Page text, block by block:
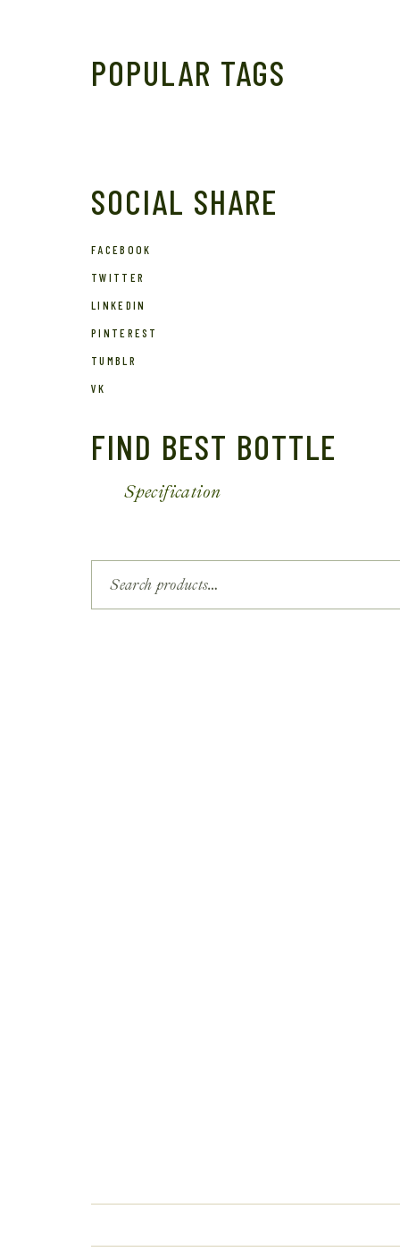
POPULAR TAGS
SOCIAL SHARE
FACEBOOK
TWITTER
LINKEDIN
PINTEREST
TUMBLR
VK
FIND BEST BOTTLE
Specification
Search